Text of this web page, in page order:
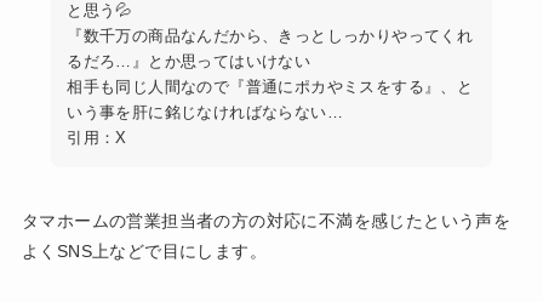
と思う💦
『数千万の商品なんだから、きっとしっかりやってくれ
るだろ…』とか思ってはいけない
相手も同じ人間なので『普通にポカやミスをする』、と
いう事を肝に銘じなければならない…
引用：X
タマホームの営業担当者の方の対応に不満を感じたという声を
よくSNS上などで目にします。